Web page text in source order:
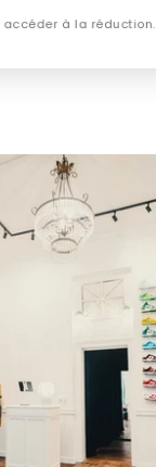
accéder à la réduction.